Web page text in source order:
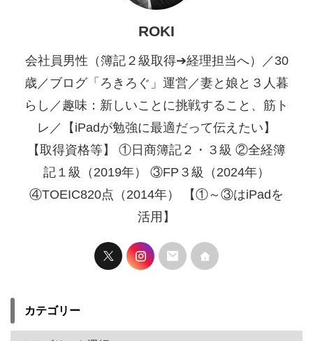
ROKI
会社員男性（簿記２級取得➔経理担当へ）／30
歳／ブログ「ろきろぐ」運営／妻と娘と３人暮
らし／趣味：新しいことに挑戦すること、筋ト
レ／【iPadが勉強に最適だって伝えたい】
【取得資格等】 ①日商簿記２・３級 ②全経簿
記１級（2019年） ③FP３級（2024年）
④TOEIC820点（2014年） 【①～③はiPadを
活用】
カテゴリー